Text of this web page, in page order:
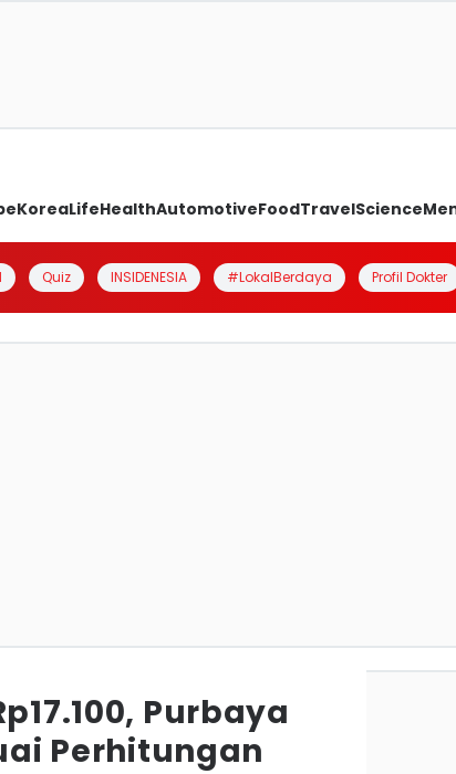
KoreaLifeHealthAutomotiveFoodTravelScience
Quiz INSIDENESIA #LokalBerdaya Profil Dokter
Purbaya
Perhitungan